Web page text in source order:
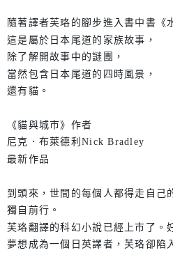
隨著譯者芙珞的腳步進入書中書《
這是屬於日本尾道的家族故事，
除了解開故事中的謎團，
當然包含日本尾道的四時風景，
還有貓。
《貓與城市》作者
尼克．布萊德利Nick Bradley
最新作品
到頭來，世間的每個人都得走自己
獨自前行。
芙珞翻譯的科幻小說已經上市了。
夢想成為一個日英譯者，芙珞卻陷